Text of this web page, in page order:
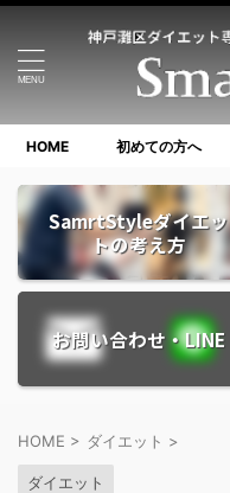
HOME 初めての方へ
SamrtStyleダイエッ
トの考え方
お問い合わせ・LINE
HOME > ダイエット >
ダイエット